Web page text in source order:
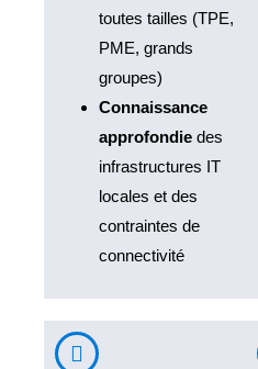
toutes tailles (TPE,
PME, grands
groupes)
Connaissance
approfondie des
infrastructures IT
locales et des
contraintes de
connectivité